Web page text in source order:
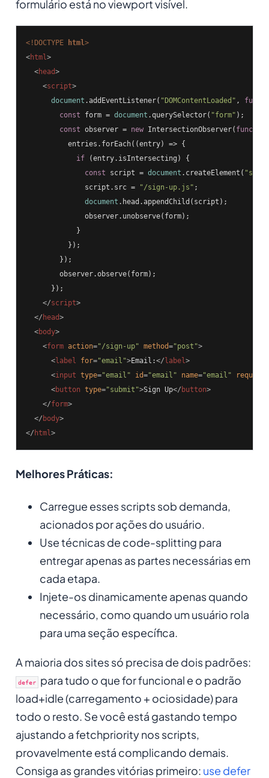
formulário está no viewport visível.
<!DOCTYPE html>
<html >
<head>
<script>
document .addEventListener( "DOMContentLoaded" ,
const form = document .querySelector( "form" );
const observer = new IntersectionObserver( function
          entries.forEach(
(entry) => {
if (entry.isIntersecting) {
const script = document .createElement(
              script.src =
"/sign-up.js" ;
document .head.appendChild(script);
              observer.unobserve(form);
            }
          });
        });
        observer.observe(form);
      });
</script>
</ head>
<body>
<form action="/sign-up" method="post">
<label for="email">Email:</label >
<input type="email" id="email" name="email"
required
<button type="submit">Sign Up</ button>
</form>
</ body>
</ html >
Melhores Práticas:
Carregue esses scripts sob demanda,
acionados por ações do usuário.
Use técnicas de code-splitting para
entregar apenas as partes necessárias em
cada etapa.
Injete-os dinamicamente apenas quando
necessário, como quando um usuário rola
para uma seção específica.
A maioria dos sites só precisa de dois padrões:
defer para tudo o que for funcional e o padrão
load+idle (carregamento + ociosidade) para
todo o resto. Se você está gastando tempo
ajustando a fetchpriority nos scripts,
provavelmente está complicando demais.
Consiga as grandes vitórias primeiro: use defer